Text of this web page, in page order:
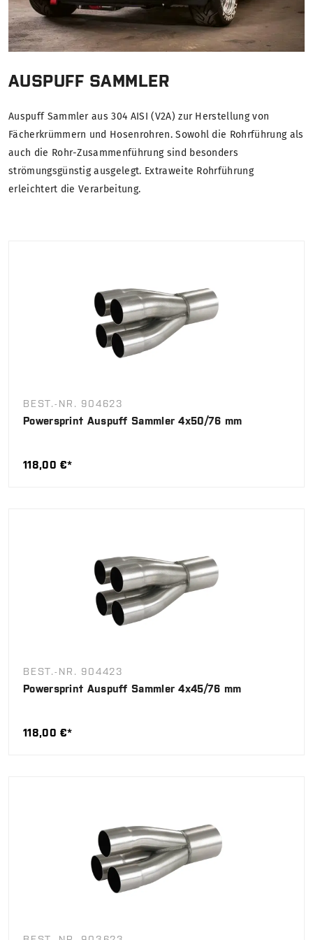
AUSPUFF SAMMLER
Auspuff Sammler aus 304 AISI (V2A) zur Herstellung von
Fächerkrümmern und Hosenrohren. Sowohl die Rohrführung als
auch die Rohr-Zusammenführung sind besonders
strömungsgünstig ausgelegt. Extraweite Rohrführung
erleichtert die Verarbeitung.
BEST.-NR. 904623
Powersprint Auspuff Sammler 4x50/76 mm
118,00 €*
BEST.-NR. 904423
Powersprint Auspuff Sammler 4x45/76 mm
118,00 €*